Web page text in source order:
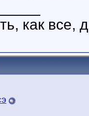
как все,